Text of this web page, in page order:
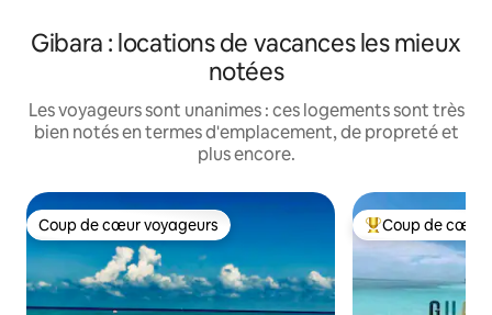
Gibara : locations de vacances les mieux
notées
Les voyageurs sont unanimes : ces logements sont très
bien notés en termes d'emplacement, de propreté et
plus encore.
Coup de cœur voyageurs
Coup de cœur voyageurs Coups de cœur
Coup de cœur